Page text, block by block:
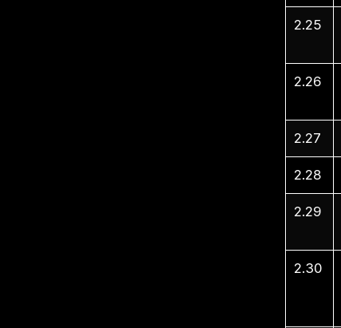
2.25
2.26
2.27
2.28
2.29
2.30